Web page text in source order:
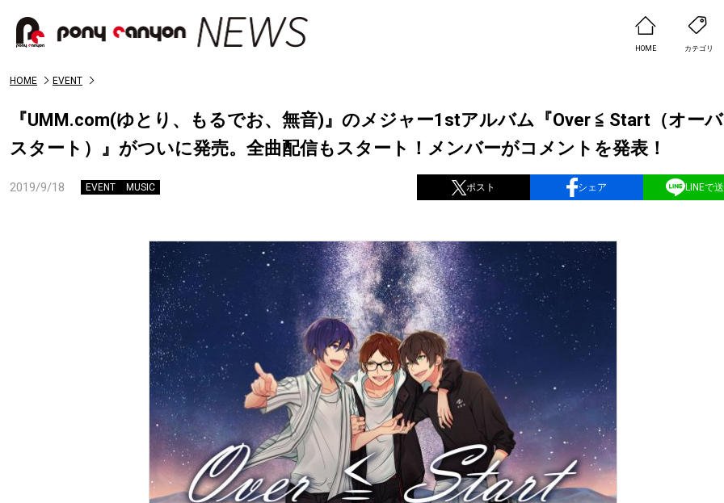
HOME カテゴリ
HOME EVENT
『UMM.com(ゆとり、もるでお、無音)』のメジャー1stアルバム『Over ≦ Start（オー
スタート）』がついに発売。全曲配信もスタート！メンバーがコメントを発表！
2019/9/18 EVENT MUSIC ポスト シェア LINEで